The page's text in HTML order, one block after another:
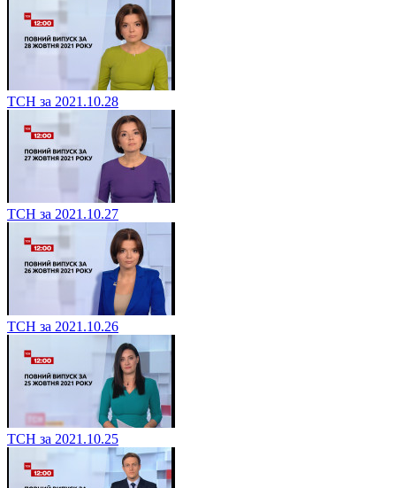
ТСН за 2021.10.28
ТСН за 2021.10.27
ТСН за 2021.10.26
ТСН за 2021.10.25